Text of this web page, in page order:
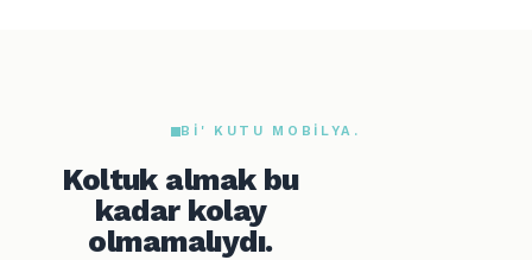
BI' KUTU MOBILYA.
Koltuk almak bu
kadar kolay
olmamalıydı.